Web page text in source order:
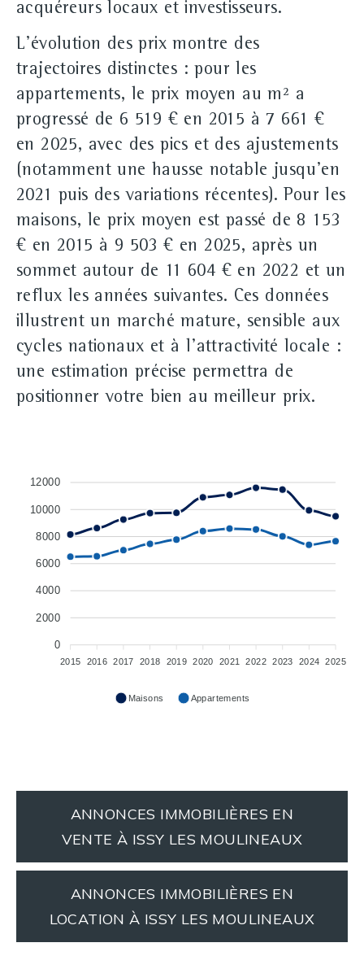
acquéreurs locaux et investisseurs.
L'évolution des prix montre des
trajectoires distinctes : pour les
appartements, le prix moyen au m² a
progressé de 6 519 € en 2015 à 7 661 €
en 2025, avec des pics et des ajustements
(notamment une hausse notable jusqu'en
2021 puis des variations récentes). Pour les
maisons, le prix moyen est passé de 8 153
€ en 2015 à 9 503 € en 2025, après un
sommet autour de 11 604 € en 2022 et un
reflux les années suivantes. Ces données
illustrent un marché mature, sensible aux
cycles nationaux et à l'attractivité locale :
une estimation précise permettra de
positionner votre bien au meilleur prix.
12000
10000
8000
6000
4000
2000
0
2015 2016 2017 2018 2019 2020 2021 2022 2023 2024 2025
Maisons Appartements
ANNONCES IMMOBILIÈRES EN
VENTE À ISSY LES MOULINEAUX
ANNONCES IMMOBILIÈRES EN
LOCATION À ISSY LES MOULINEAUX